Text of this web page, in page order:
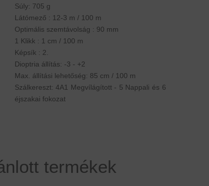
Súly: 705 g
Látómező : 12-3 m / 100 m
Optimális szemtávolság : 90 mm
1 Klikk : 1 cm / 100 m
Képsík : 2.
Dioptria állítás: -3 - +2
Max. állítási lehetőség: 85 cm / 100 m
Szálkereszt: 4A1 Megvílágított - 5 Nappali és 6
éjszakai fokozat
termékek